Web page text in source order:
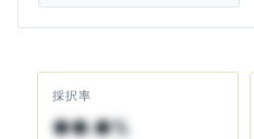
採択率
●●.●%